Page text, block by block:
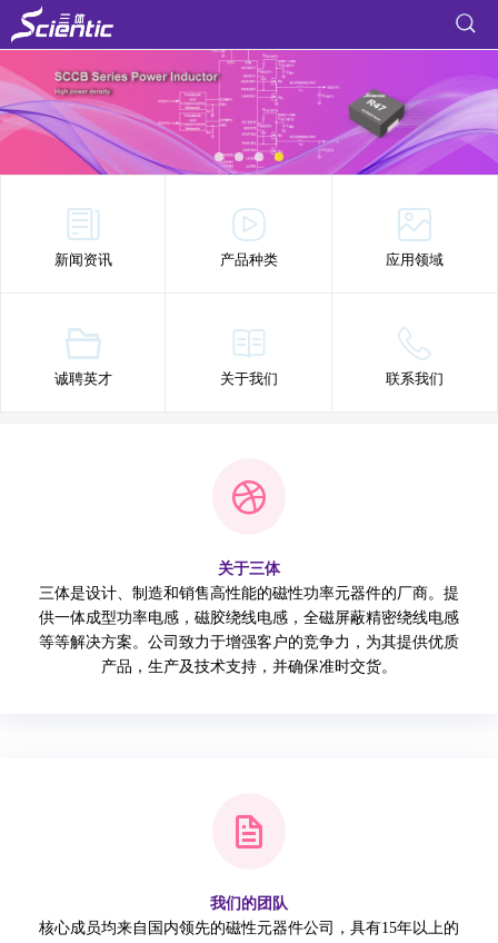
新闻资讯 产品种类 应用领域
诚聘英才 关于我们 联系我们
关于三体
三体是设计、制造和销售高性能的磁性功率元器件的厂商。提
供一体成型功率电感，磁胶绕线电感，全磁屏蔽精密绕线电感
等等解决方案。公司致力于增强客户的竞争力，为其提供优质
产品，生产及技术支持，并确保准时交货。
我们的团队
核心成员均来自国内领先的磁性元器件公司，具有15年以上的